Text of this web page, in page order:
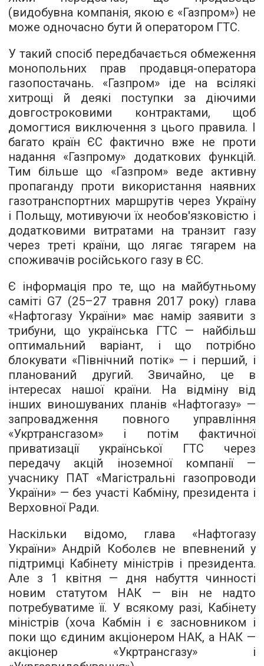
(видобувна компанія, якою є «Газпром») не
може одночасно бути й оператором ГТС.
У такий спосіб передбачається обмеження
монопольних прав продавця-оператора
газопостачань. «Газпром» іде на всілякі
хитрощі й деякі поступки за діючими
довгостроковими контрактами, щоб
домогтися виключення з цього правила. І
багато країн ЄС фактично вже не проти
надання «Газпрому» додаткових функцій.
Тим більше що «Газпром» веде активну
пропаганду проти використання наявних
газотранспортних маршрутів через Україну
і Польщу, мотивуючи їх необов'язковістю і
додатковими витратами на транзит газу
через треті країни, що лягає тягарем на
споживачів російського газу в ЄС.
Є інформація про те, що на майбутньому
саміті G7 (25–27 травня 2017 року) глава
«Нафтогазу України» має намір заявити з
трибуни, що українська ГТС — найбільш
оптимальний варіант, і що потрібно
блокувати «Північний потік» — і перший, і
планований другий. Звичайно, це в
інтересах нашої країни. На відміну від
інших виношуваних планів «Нафтогазу» —
запровадження повного управління
«Укртрансгазом» і потім фактичної
приватизації української ГТС через
передачу акцій іноземної компанії —
учаснику ПАТ «Магістральні газопроводи
України» — без участі Кабміну, президента і
Верховної Ради.
Наскільки відомо, глава «Нафтогазу
України» Андрій Коболєв не впевнений у
підтримці Кабінету міністрів і президента.
Але з 1 квітня — дня набуття чинності
новим статутом НАК — він не надто
потребуватиме її. У всякому разі, Кабінету
міністрів (хоча Кабмін і є засновником і
поки що єдиним акціонером НАК, а НАК —
акціонер «Укртрансгазу» і